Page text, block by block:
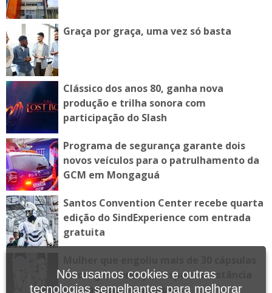
Graça por graça, uma vez só basta
Clássico dos anos 80, ganha nova
produção e trilha sonora com
participação do Slash
Programa de segurança garante dois
novos veículos para o patrulhamento da
GCM em Mongaguá
Santos Convention Center recebe quarta
edição do SindExperience com entrada
gratuita
de drogas começa a expelir substância
em hospital no Guarujá
Nós usamos cookies e outras
tecnologias semelhantes para melhorar